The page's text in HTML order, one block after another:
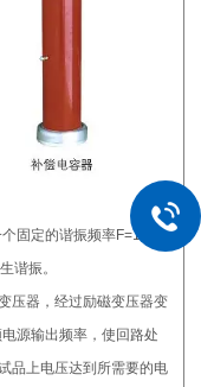
固定的谐振频率F=1/（2
谐振。
压器，经过励磁变压器变
源输出频率，使回路处
品上电压达到所需要的电